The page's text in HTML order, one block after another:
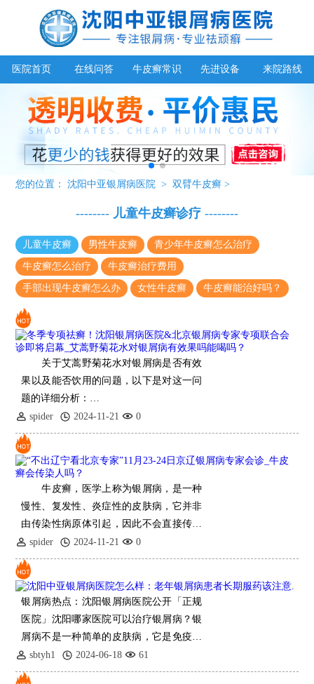
医院首页 在线问答 牛皮癣常识 先进设备 来院路线
您的位置：沈阳中亚银屑病医院 > 双臂牛皮癣>
-------- 儿童牛皮癣诊疗 --------
儿童牛皮癣 男性牛皮癣 青少年牛皮癣怎么治疗
牛皮癣怎么治疗 牛皮癣治疗费用
手部出现牛皮癣怎么办 女性牛皮癣 牛皮癣能治好吗？
关于艾蒿野菊花水对银屑病是否有效
果以及能否饮用的问题，以下是对这一问
题的详细分析：
冬季专项祛癣！沈阳银屑病医院&北
京银屑病专家专项联合会诊即将启幕_艾
蒿野菊花
spider 2024-11-21 0
牛皮癣，医学上称为银屑病，是一种
慢性、复发性、炎症性的皮肤病，它并非
由传染性病原体引起，因此不会直接传染
给他人。以下是对牛皮癣传染性的详细解
释：
“不出辽宁看
spider 2024-11-21 0
银屑病热点：沈阳银屑病医院公开「正规
医院」沈阳哪家医院可以治疗银屑病？银
屑病不是一种简单的皮肤病，它是免疫系
统的一种内部疾病，会严重损害患者的外
部形象。同时，由于患部皮肤的暴露位
sbtyh1 2024-06-18 61